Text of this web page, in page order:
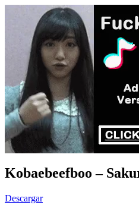
Kobaebeefboo –
Descargar